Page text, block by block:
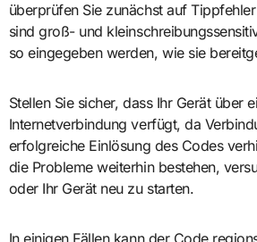
überprüfen Sie zunächst auf
sind groß- und
so eingegeben werden, wie sie
Stellen Sie sicher, dass Ihr Gerät über
Internetverbindung verfügt, da
erfolgreiche Einlösung des Codes
die Probleme weiterhin bestehen,
oder Ihr Gerät neu zu starten.